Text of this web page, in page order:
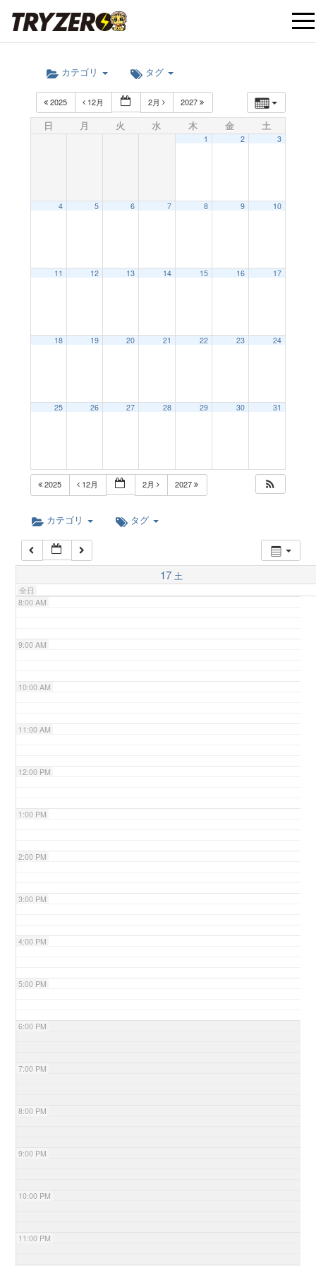
t
i
カテゴリ タグ
2025 12月 2月 2027
日 月 火 水 木 金 土
1 2 3
4 5 6 7 8 9 10
11 12 13 14 15 16 17
18 19 20 21 22 23 24
25 26 27 28 29 30 31
2025 12月 2月 2027
カテゴリ タグ
17 土
全日
5:00 AM
6:00 AM
7:00 AM
8:00 AM
9:00 AM
10:00 AM
11:00 AM
12:00 PM
1:00 PM
2:00 PM
3:00 PM
4:00 PM
5:00 PM
6:00 PM
7:00 PM
8:00 PM
9:00 PM
10:00 PM
11:00 PM